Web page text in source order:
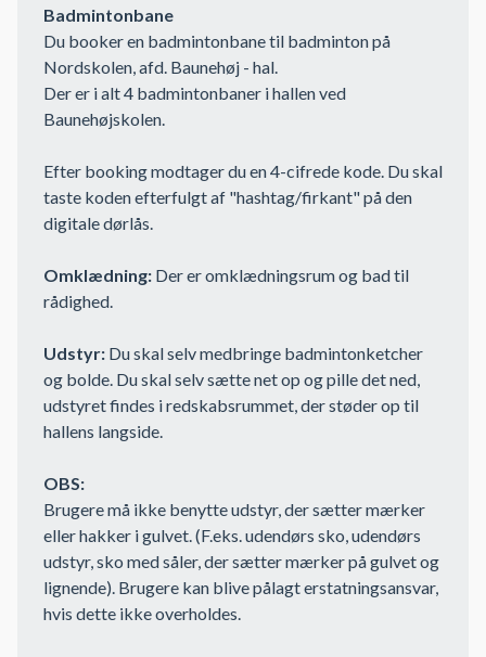
Badmintonbane
Du booker en badmintonbane til badminton på
Nordskolen, afd. Baunehøj - hal.
Der er i alt 4 badmintonbaner i hallen ved
Baunehøjskolen.
Efter booking modtager du en 4-cifrede kode. Du skal
taste koden efterfulgt af "hashtag/firkant" på den
digitale dørlås.
Omklædning: Der er omklædningsrum og bad til
rådighed.
Udstyr: Du skal selv medbringe badmintonketcher
og bolde. Du skal selv sætte net op og pille det ned,
udstyret findes i redskabsrummet, der støder op til
hallens langside.
OBS:
Brugere må ikke benytte udstyr, der sætter mærker
eller hakker i gulvet. (F.eks. udendørs sko, udendørs
udstyr, sko med såler, der sætter mærker på gulvet og
lignende). Brugere kan blive pålagt erstatningsansvar,
hvis dette ikke overholdes.